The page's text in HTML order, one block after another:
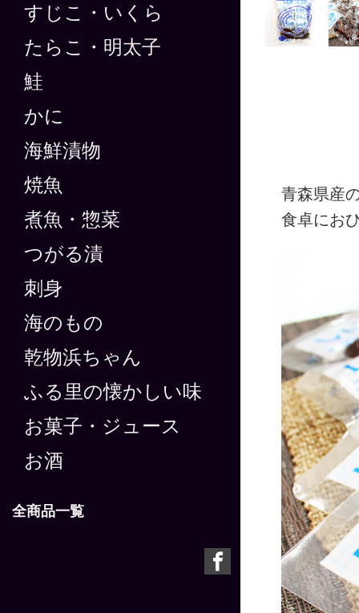
すじこ・いくら
たらこ・明太子
鮭
かに
海鮮漬物
焼魚
煮魚・惣菜
つがる漬
刺身
海のもの
乾物浜ちゃん
ふる里の懐かしい味
お菓子・ジュース
お酒
全商品一覧
青森県産
食卓にお